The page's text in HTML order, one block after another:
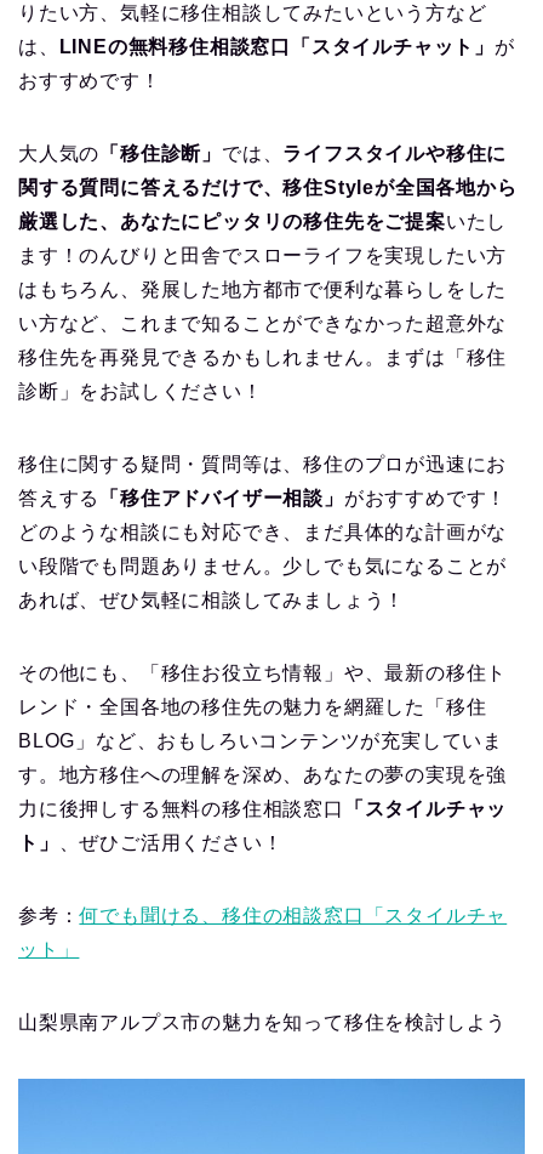
りたい方、気軽に移住相談してみたいという方など
は、
LINEの無料移住相談窓口「スタイルチャット」 が
おすすめです！
大人気の 「移住診断」 では、 ライフスタイルや移住に
関する質問に答えるだけで、移住Styleが全国各地から
厳選した、あなたにピッタリの移住先をご提案いたし
ます！のんびりと田舎でスローライフを実現したい方
はもちろん、発展した地方都市で便利な暮らしをした
い方など、これまで知ることができなかった超意外な
移住先を再発見できるかもしれません。まずは「移住
診断」をお試しください！
移住に関する疑問・質問等は、移住のプロが迅速にお
答えする
「移住アドバイザー相談」 がおすすめです！
どのような相談にも対応でき、まだ具体的な計画がな
い段階でも問題ありません。少しでも気になることが
あれば、ぜひ気軽に相談してみましょう！
その他にも、「移住お役立ち情報」や、最新の移住ト
レンド・全国各地の移住先の魅力を網羅した「移住
BLOG」など、おもしろいコンテンツが充実していま
す。地方移住への理解を深め、あなたの夢の実現を強
力に後押しする無料の移住相談窓口
「スタイルチャッ
ト」
、ぜひご活用ください！
参考：何でも聞ける、移住の相談窓口「スタイルチャ
ット」
山梨県南アルプス市の魅力を知って移住を検討しよう